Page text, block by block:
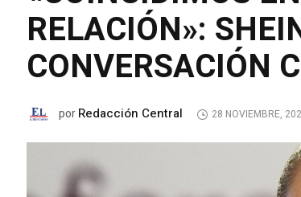
RELACIÓN»:
CONVERSACIÓN
porRedacción Central 28 NOVIEMBRE,